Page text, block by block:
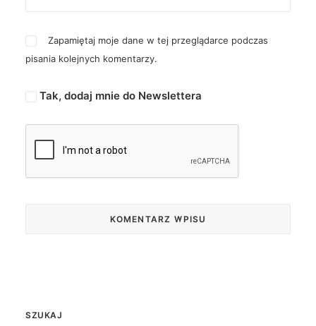
Zapamiętaj moje dane w tej przeglądarce podczas
pisania kolejnych komentarzy.
Tak, dodaj mnie do Newslettera
SZUKAJ